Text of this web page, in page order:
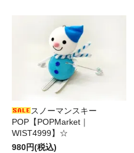
スノーマンスキー
POP【POPMarket｜
WIST4999】☆
980円(税込)